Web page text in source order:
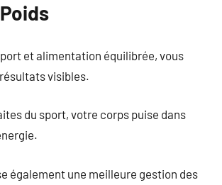
et alimentation équilibrée, vous
visibles.
du sport, votre corps puise dans
également une meilleure gestion des